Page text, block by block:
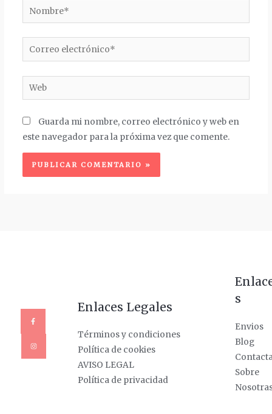
Nombre*
Correo
electrónico*
Web
Guarda mi nombre, correo electrónico y web en
este navegador para la próxima vez que comente.
Enlaces Legales
Términos y condiciones
Política de cookies
AVISO LEGAL
Política de privacidad
s
Envios
Blog
Sobre